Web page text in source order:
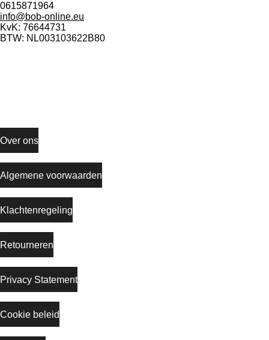
p
0615871964
info@bob-online.eu
KvK: 76644731
BTW: NL003103622B80
Over ons
Algemene voorwaarden
Klachtenregeling
Retourneren
Privacy Statement
Cookie beleid